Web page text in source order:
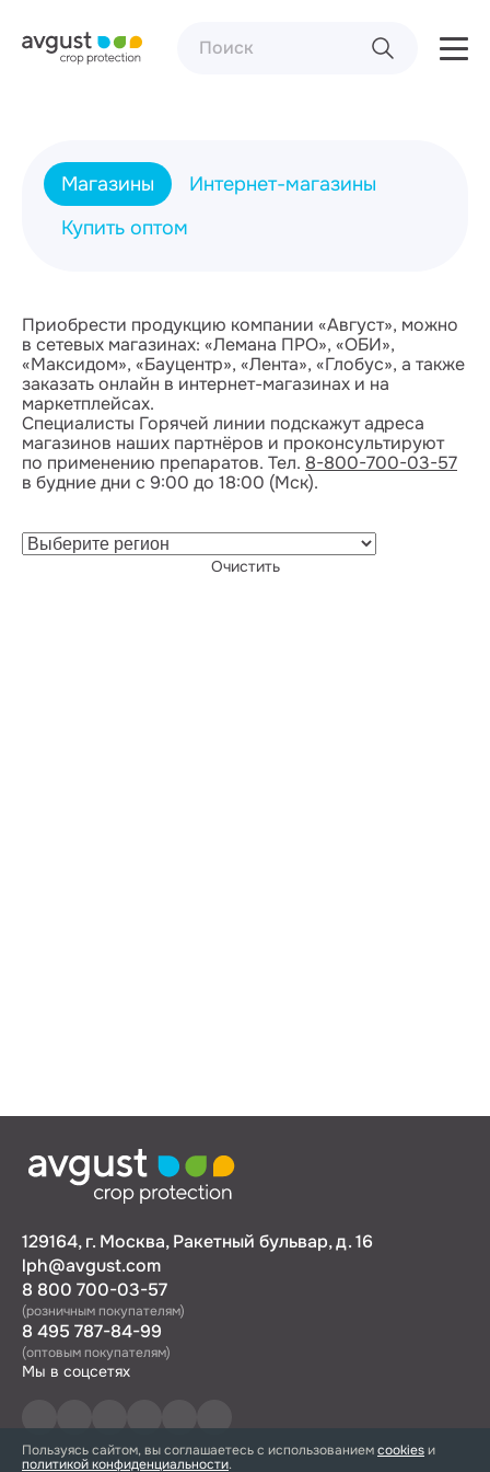
Магазины
Интернет-магазины
Купить оптом
Приобрести продукцию компании «Август», можно
в сетевых магазинах: «Лемана ПРО», «ОБИ»,
«Максидом», «Бауцентр», «Лента», «Глобус», а также
заказать онлайн в интернет-магазинах и на
маркетплейсах.
Специалисты Горячей линии подскажут адреса
магазинов наших партнёров и проконсультируют
по применению препаратов. Тел. 8-800-700-03-57
в будние дни с 9:00 до 18:00 (Мск).
Очистить
129164, г. Москва, Ракетный бульвар, д. 16
lph@avgust.com
8 800 700-03-57
(розничным покупателям)
8 495 787-84-99
(оптовым покупателям)
Мы в соцсетях
Пользуясь сайтом, вы соглашаетесь с использованиемcookiesи
политикой конфиденциальности.